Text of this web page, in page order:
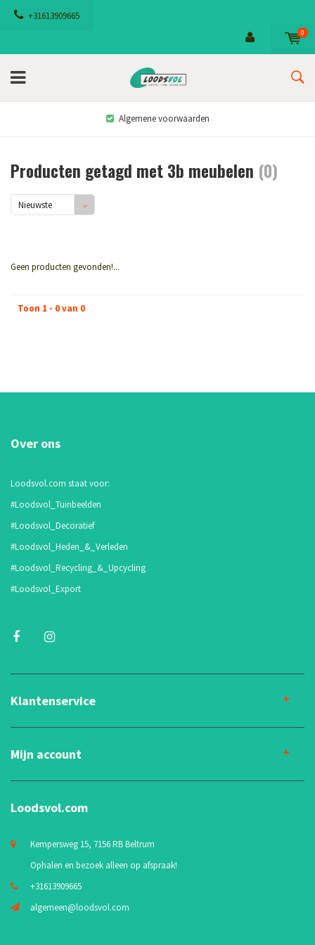
+31613909665
0
Algemene voorwaarden
Producten getagd met 3b meubelen (0)
Nieuwste
Geen producten gevonden!...
Toon 1 - 0 van 0
Over ons
Loodsvol.com staat voor:
#Loodsvol_Tuinbeelden
#Loodsvol_Decoratief
#Loodsvol_Heden_&_Verleden
#Loodsvol_Recycling_&_Upcycling
#Loodsvol_Export
Klantenservice
Mijn account
Loodsvol.com
Kempersweg 15, 7156 RB Beltrum
Ophalen en bezoek alleen op afspraak!
+31613909665
algemeen@loodsvol.com